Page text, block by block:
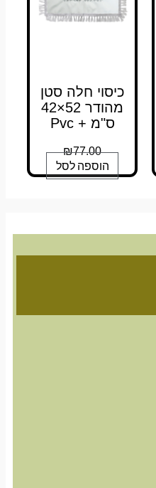
כיסוי חלה סטן
מהודר 52×42
ס"מ + Pvc
₪77.00
הוספה לסל